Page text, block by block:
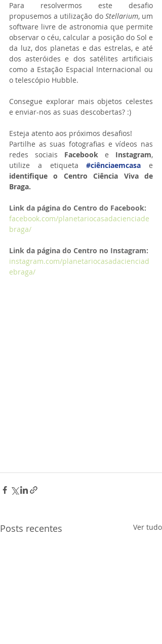
Para resolvermos este desafio
propusemos a utilização do Stellarium, um
software livre de astronomia que permite
observar o céu, calcular a posição do Sol e
da luz, dos planetas e das estrelas, e até
dos asteróides e dos satélites artificiais
como a Estação Espacial Internacional ou
o telescópio Hubble.
Consegue explorar mais objetos celestes
e enviar-nos as suas descobertas? :)
Esteja atento aos próximos desafios!
Partilhe as suas fotografias e vídeos nas
redes sociais Facebook e Instagram,
utilize a etiqueta #ciênciaemcasa
identifique o Centro Ciência Viva de
Braga.
Link da página do Centro do Facebook:
facebook.com/planetariocasadacienciade
braga/
Link da página do Centro no Instagram:
instagram.com/planetariocasadacienciad
ebraga/
Posts recentes Ver tudo